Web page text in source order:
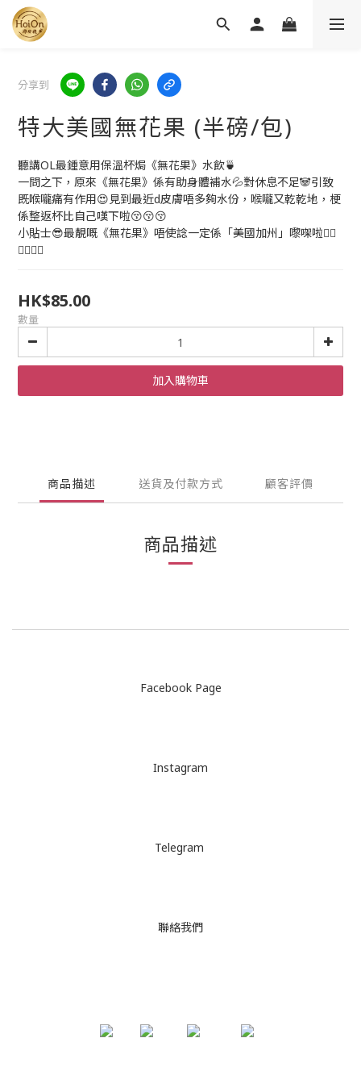
分享到
特大美國無花果 (半磅/包)
聽講OL最鍾意用保溫杯焗《無花果》水飲🍵
一問之下，原來《無花果》係有助身體補水💦對休息不足🐼引致
既喉嚨痛有作用😍見到最近d皮膚唔多夠水份，喉嚨又乾乾地，梗
係整返杯比自己嘆下啦😚😚😚
小貼士😎最靚嘅《無花果》唔使諗一定係「美國加州」嚟㗎啦👍🏻
👍🏻👍🏻
HK$85.00
數量
加入購物車
商品描述 送貨及付款方式 顧客評價
商品描述
Facebook Page
Instagram
Telegram
聯絡我們